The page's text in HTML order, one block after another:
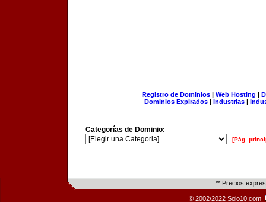
Registro de Dominios| Web Hosting |
Dominios Expirados | Industrias |
Categorías de Dominio:
[Pág.
** Precios
© 2002/2022 Solo10.com